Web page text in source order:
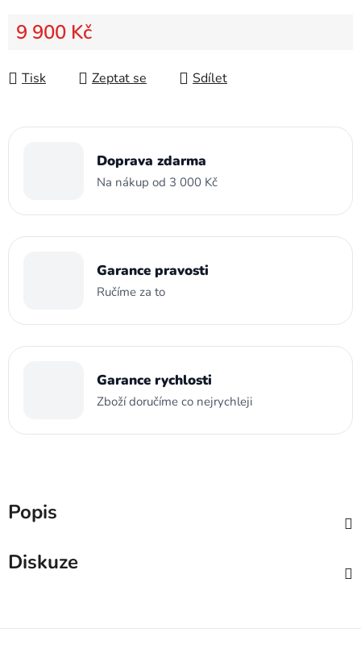
9 900 Kč
Tisk
Zeptat se Sdílet
Doprava zdarma
Na nákup od 3 000 Kč
Garance pravosti
Ručíme za to
Garance rychlosti
Zboží doručíme co nejrychleji
Popis
Diskuze